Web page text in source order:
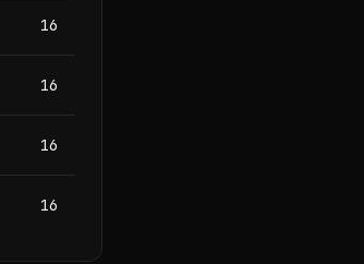
16
16
16
16